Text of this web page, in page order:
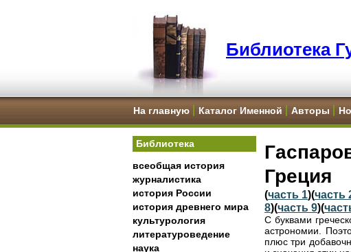
Библиотека
На главную Каталог Именной Авторы
Библиотека
всеобщая история
журналистика
история России
история древнего мира
культурология
литературоведение
наука
Греция
(часть 1)(часть
8)(часть 9)(
С буквами
астрономии.
плюс три